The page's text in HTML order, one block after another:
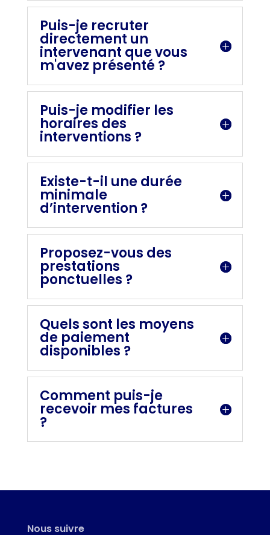
Puis-je recruter
directement un
intervenant que vous
m'avez présenté ?
Puis-je modifier les
horaires des
interventions ?
Existe-t-il une durée
minimale
d’intervention ?
Proposez-vous des
prestations
ponctuelles ?
Quels sont les moyens
de paiement
disponibles ?
Comment puis-je
recevoir mes factures
?
Nous suivre